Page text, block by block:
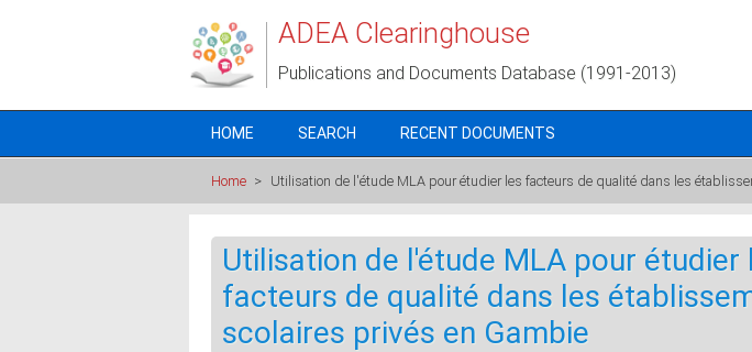
ADEA Clearinghouse
Publications and Documents Database (1991-2013)
HOME SEARCH RECENT DOCUMENTS
Home > Utilisation de l'étude MLA pour étudier les facteurs de qualité dans les
Utilisation de l'étude MLA pour étudier
facteurs de qualité dans les
scolaires privés en Gambie